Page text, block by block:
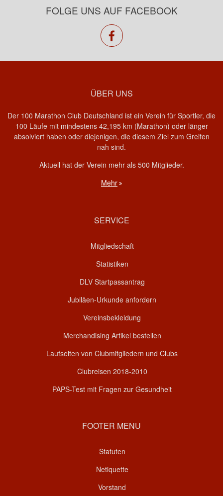
FOLGE UNS AUF FACEBOOK
facebook
ÜBER UNS
Der 100 Marathon Club Deutschland ist ein Verein für Sportler, die
100 Läufe mit mindestens 42,195 km (Marathon) oder länger
absolviert haben oder diejenigen, die diesem Ziel zum Greifen
nah sind.
Aktuell hat der Verein mehr als 500 Mitglieder.
Mehr
SERVICE
Mitgliedschaft
Statistiken
DLV Startpassantrag
Jubiläen-Urkunde anfordern
Vereinsbekleidung
Merchandising Artikel bestellen
Laufseiten von Clubmitgliedern und Clubs
Clubreisen 2018-2010
PAPS-Test mit Fragen zur Gesundheit
FOOTER MENU
Statuten
Netiquette
Vorstand